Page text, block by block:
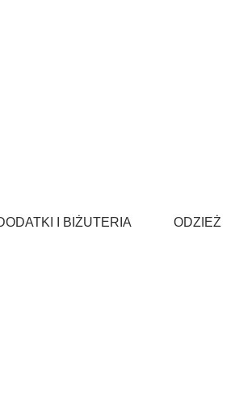
I BIŻUTERIA ODZIEŻ